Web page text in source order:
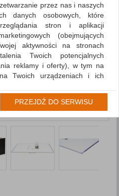
przez nas i naszych
danych osobowych, które
stron i aplikacji
(obejmujących
aktywności na stronach
Twoich potencjalnych
reklamy i oferty), w tym na
Twoich urządzeniach i ich
lub ograniczyć jej zakres, kliknij
wszelkie informacje o tym jak to
od 25 maja 2018.
aby umożliwić
z Państwem i związane z tym
www, a w szczególności
PRZEJDŹ DO SERWISU